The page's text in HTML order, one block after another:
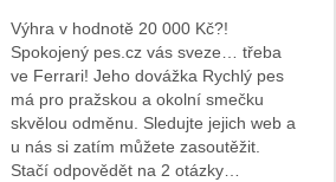
Výhra v hodnotě 20 000 Kč?!
Spokojený pes.cz vás sveze… třeba
ve Ferrari! Jeho dovážka Rychlý pes
má pro pražskou a okolní smečku
skvělou odměnu. Sledujte jejich web a
u nás si zatím můžete zasoutěžit.
Stačí odpovědět na 2 otázky…